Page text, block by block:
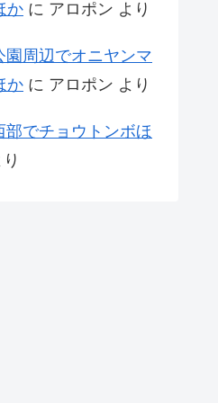
か に アロポン より
園周辺でオニヤンマ
か に アロポン より
部でチョウトンボほ